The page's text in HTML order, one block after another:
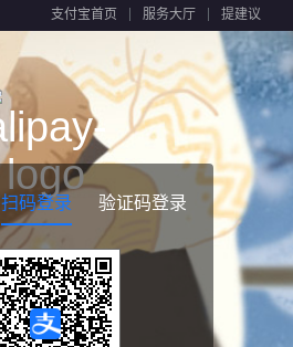
支付宝首页 服务大厅 提建议
扫码登录 验证码登录